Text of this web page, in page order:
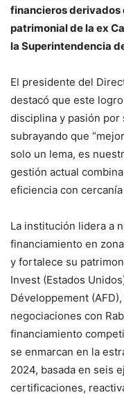
financieros derivados
patrimonial de la ex
la Superintendencia
El presidente del
destacó que este
disciplina y pasión por
subrayando que
solo un lema, es
gestión actual
eficiencia con
La institución lidera a
financiamiento en
y fortalece su
Invest (Estados
Développement
negociaciones con
financiamiento
se enmarcan en la
2024, basada en seis
certificaciones,